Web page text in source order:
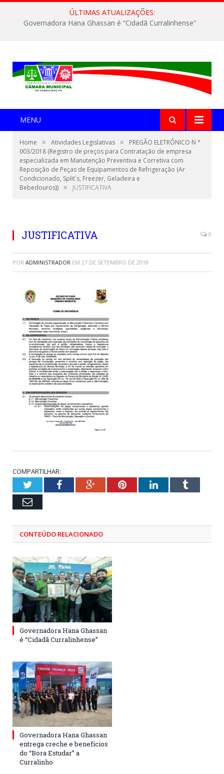
ÚLTIMAS ATUALIZAÇÕES:
Governadora Hana Ghassan é “Cidadã Curralinhense”
MENU
Home » Atividades Legislativas »
PREGÃO ELETRÔNICO N °
003/2018 (Registro de preços para Contratação de empresa
especializada em Manutenção Preventiva e Corretiva com
Reposição de Peças de Equipamentos de Refrigeração (Ar
Condicionado, Split´s, Freezer, Geladeira e
Bebedouros)) » JUSTIFICATIVA
JUSTIFICATIVA 0
POR ADMINISTRADOR EM 27 DE SETEMBRO DE 2018
COMPARTILHAR:
TwitterFacebookGoogle+PinterestLinkedInTumblr
Email
CONTEÚDO RELACIONADO
Governadora Hana Ghassan
é “Cidadã Curralinhense”
Governadora Hana Ghassan
entrega creche e benefícios
do “Bora Estudar” a
Curralinho